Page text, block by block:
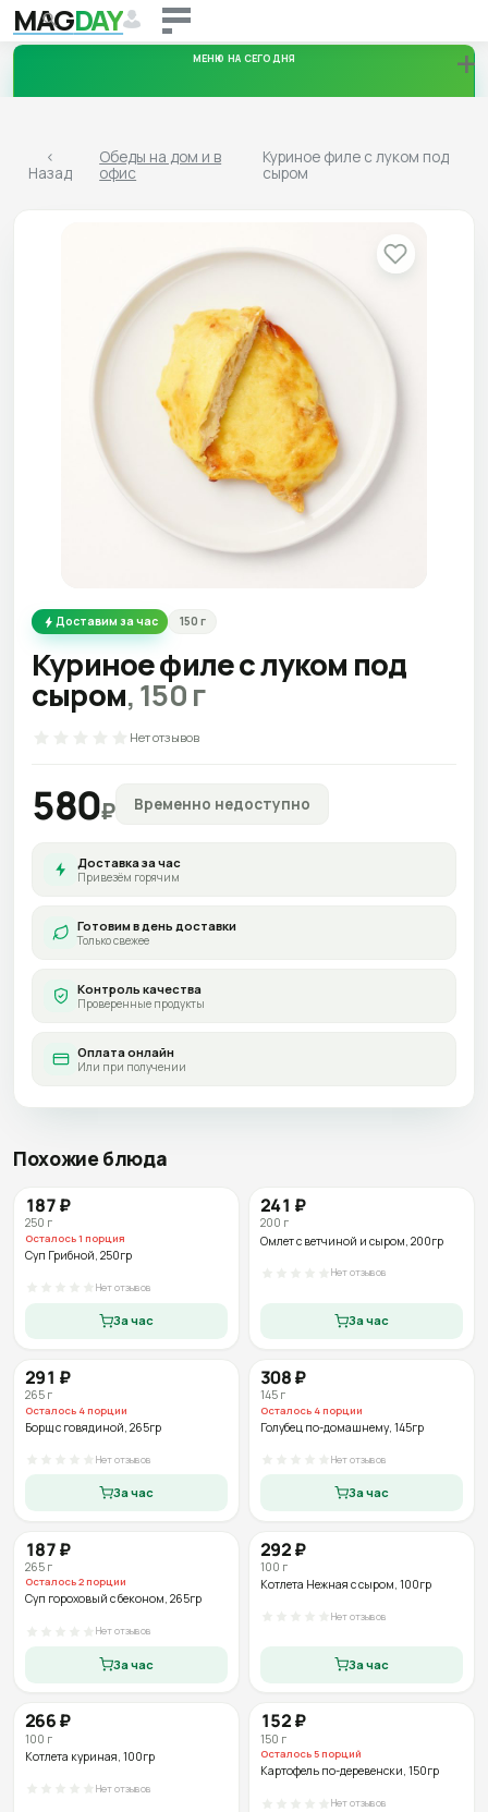
MAGDAY
МЕНЮ НА СЕГОДНЯ
Скачать меню
+
<
Назад
Обеды на дом и в
офис
Куриное филе с луком под
сыром
Доставим за час 150 г
Куриное филе с луком под
сыром,150г
Нет отзывов
580₽ Временно недоступно
Доставка за час
Привезём горячим
Готовим в день доставки
Только свежее
Контроль качества
Проверенные продукты
Оплата онлайн
Или при получении
Похожие блюда
187₽
250 г
Осталось1 порция
Суп Грибной, 250гр
Нет отзывов
За час
241 ₽
200 г
Омлет с ветчиной и сыром , 200гр
Нет отзывов
За час
291 ₽
265г
Осталось 4порции
Борщ с говядиной , 265гр
Нет отзывов
За час
308₽
145г
Осталось 4порции
Голубец по-домашнему, 145гр
Нет отзывов
За час
187₽
265г
Осталось2порции
Суп гороховый с беконом, 265гр
Нет отзывов
За час
292₽
100 г
Котлета Нежная с сыром, 100гр
Нет отзывов
За час
266₽
100 г
Котлета куриная , 100гр
Нет отзывов
152₽
150 г
Осталось5порций
Картофель по-деревенски, 150гр
Нет отзывов